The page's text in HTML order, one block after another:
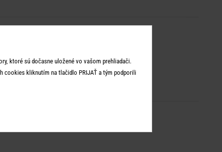
ktoré sú dočasne uložené vo vašom prehliadači.
cookies kliknutím na tlačidlo PRIJAŤ a tým podporili